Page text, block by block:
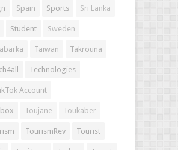
Spain Sports Sri Lanka
Student Sweden
Taiwan Takrouna
Technologies
Account
Toujane Toukaber
TourismRev Tourist